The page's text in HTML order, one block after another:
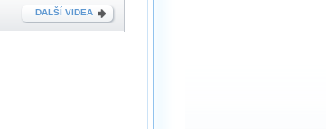
DALŠÍ VIDEA